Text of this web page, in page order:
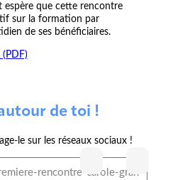
espère que cette rencontre
sur la formation par
de ses bénéficiaires.
(PDF)
de toi !
le sur les réseaux sociaux !